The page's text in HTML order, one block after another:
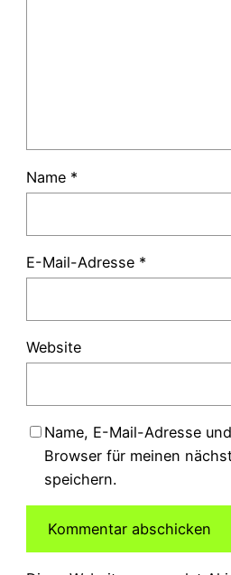
Name *
E-Mail-Adresse *
Website
Name, E-Mail-Adresse
Browser für meinen
speichern.